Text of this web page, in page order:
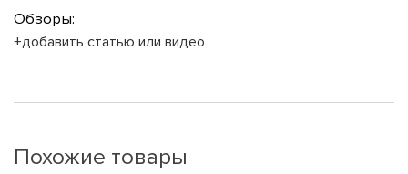
Обзоры:
+добавить статью или видео
Похожие товары